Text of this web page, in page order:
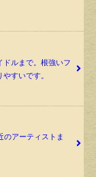
ドルまで。根強いフ
すいです。
のアーティストま